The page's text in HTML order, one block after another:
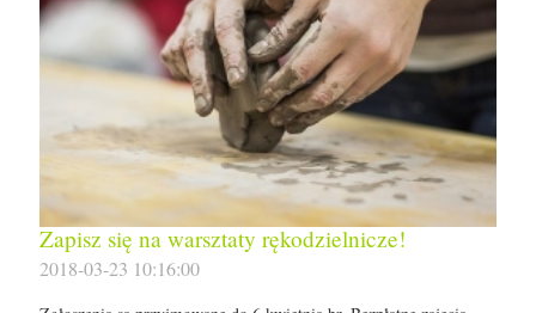
Zapisz się na warsztaty rękodzielnicze!
2018-03-23 10:16:00